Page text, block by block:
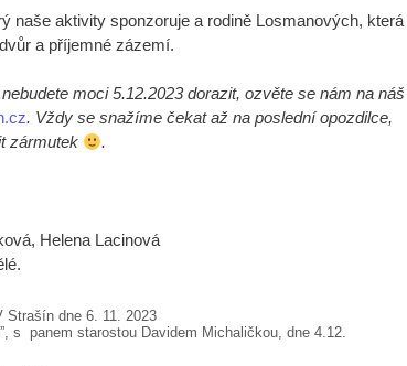
naše aktivity sponzoruje a rodině Losmanových, která
a příjemné zázemí.
moci 5.12.2023 dorazit, ozvěte se nám na náš
. Vždy se snažíme čekat až na poslední opozdilce,
zármutek
.
Helena Lacinová
Strašín dne 6. 11. 2023
s panem starostou Davidem Michaličkou, dne 4.12.